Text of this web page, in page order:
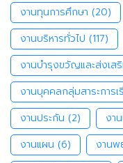
งานทุนการศึกษา (20)
งานบริหารทั่วไป (117)
งานบำรุงขวัญและส่งเส
งานบุคคลกลุ่มสาระการ
งานประกัน (2) งา
งานแผน (6) งานพ